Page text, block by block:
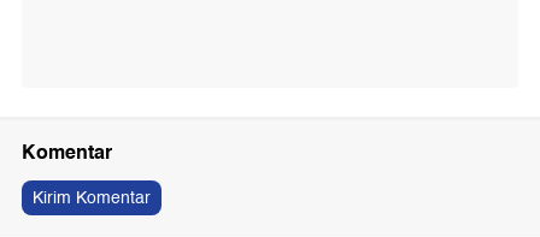
Komentar
Kirim Komentar